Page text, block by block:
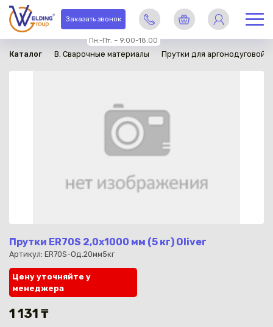
Заказать звонок
Пн.-Пт. – 9:00-18:00
Каталог B. Сварочные материалы Прутки для аргонодуговой
Прутки ER70S 2,0x1000 мм (5 кг) Oliver
Артикул: ER70S-Од.20мм5кг
в наличии
Цену уточняйте у
менеджера
1 131 ₸